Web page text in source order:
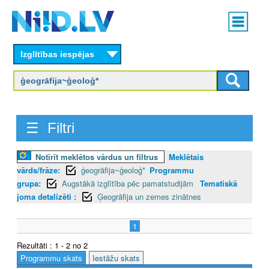
content
Main
menu
Izglītības iespējas
☰ Filtri
Notīrīt meklētos vārdus un filtrus
Meklētais
vārds/frāze:
ģeogrāfija~ģeoloģ* Programmu
grupa:
Augstākā izglītība pēc pamatstudijām
Tematiskā
joma detalizēti :
Ģeogrāfija un zemes zinātnes
1
Rezultāti : 1 - 2 no 2
Programmu skats
Iestāžu skats